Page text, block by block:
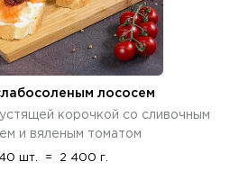
лососем
корочкой со сливочным
и вяленым томатом
40 шт. = 2 400 г.